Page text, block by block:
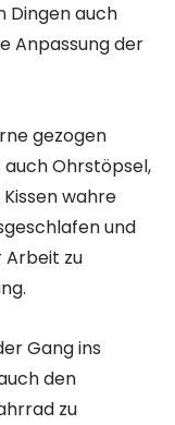
Dingen auch
Anpassung der
gezogen
Ohrstöpsel,
wahre
und
Arbeit zu
Gang ins
den
zu